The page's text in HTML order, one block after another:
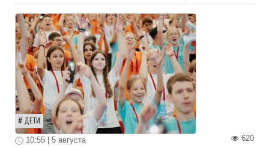
ДЕТИ
620
10:55 | 5 августа